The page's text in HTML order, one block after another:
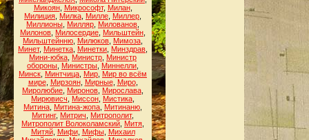
Микоян, Микрософт, Милан,
Милиция Милка Милле Миллер
Миллионы Милляр Милованов
Милонов Милосердие Мильштейн
Мильштейнню Милюков Мимоза
Минет, Минетка Минетки Минздрав
Мини-юбка Министр Министр
обороны Министры Миннелли
Минск Минтчица Мир Мир во всём
мире, Мирзоян, Мирные, Миро,
Миролюбие Миронов Мирослава
Мирювисч
Миссон Мистика
Митина Митина-жопа Митинаню
Митинг, Митрич Митрополит,
Митрополит Волоколамский Митя
Митяй, Мифи, Мифы, Михаил